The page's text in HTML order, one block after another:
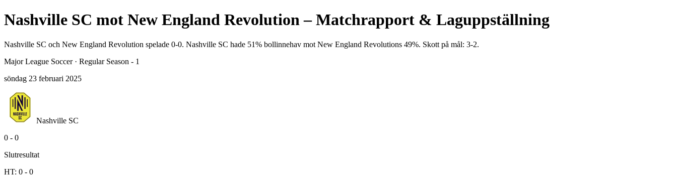
Nashville SC mot New England Revolution – Matchrapport & Laguppställning
Nashville SC och New England Revolution spelade 0-0. Nashville SC hade 51% bollinnehav mot New England Revolutions 49%. Skott på mål: 3-2.
Major League Soccer· Regular Season - 1
söndag 23 februari 2025
Nashville SC
0 - 0
Slutresultat
HT: 0 - 0